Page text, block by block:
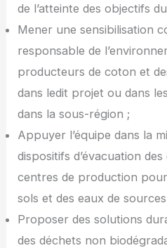
de l’atteinte des objectifs
Mener une sensibilisation
responsable de
producteurs de coton et
dans ledit projet ou dans
dans la sous-région ;
Appuyer l’équipe dans la
dispositifs d’évacuation
centres de production
sols et des eaux de
Proposer des solutions
des déchets non